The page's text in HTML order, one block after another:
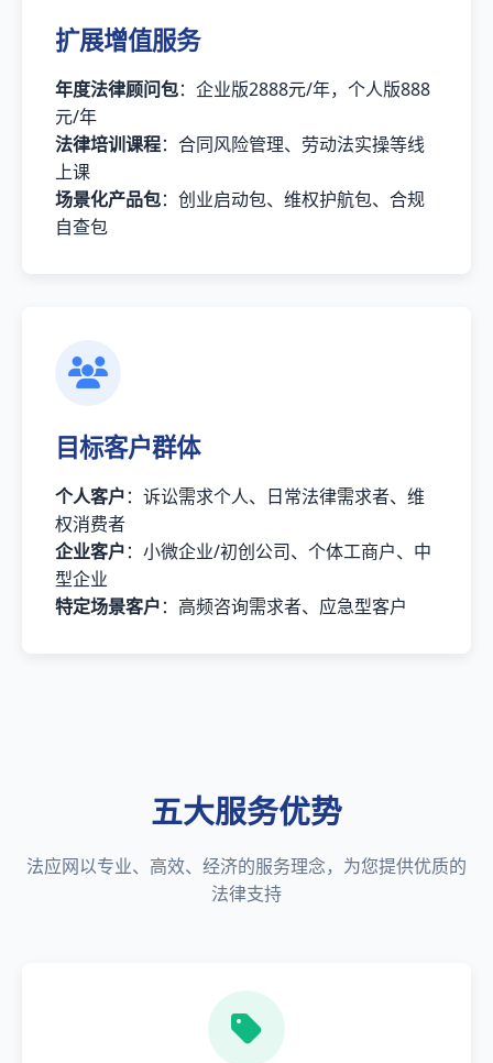
扩展增值服务
年度法律顾问包：企业版2888元/年，个人版888
元/年
法律培训课程：合同风险管理、劳动法实操等线
上课
场景化产品包：创业启动包、维权护航包、合规
自查包
目标客户群体
个人客户：诉讼需求个人、日常法律需求者、维
权消费者
企业客户：小微企业/初创公司、个体工商户、中
型企业
特定场景客户：高频咨询需求者、应急型客户
五大服务优势
法应网以专业、高效、经济的服务理念，为您提供优质的
法律支持